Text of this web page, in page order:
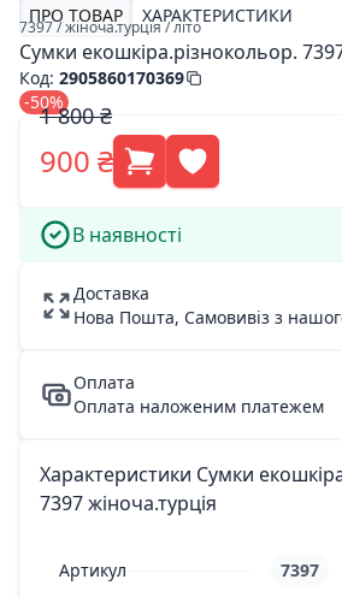
ПРО ТОВАР ХАРАКТЕРИСТИКИ
7397 / жіноча.турція / літо
Сумки екошкіра.різнокольор.
Код: 2905860170369
-50%
1 800 ₴
900 ₴
В наявності
Доставка
Нова Пошта, Самовивіз з
Оплата
Оплата наложеним платежем
Характеристики Сумки
7397 жіноча.турція
Артикул 7397